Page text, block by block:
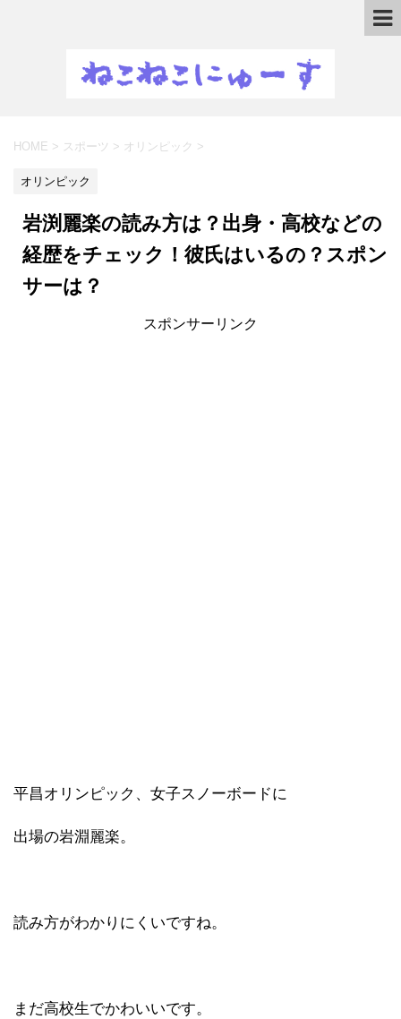
HOME > スポーツ > オリンピック >
オリンピック
岩渕麗楽の読み方は？出身・高校などの
経歴をチェック！彼氏はいるの？スポン
サーは？
スポンサーリンク
平昌オリンピック、女子スノーボードに
出場の岩淵麗楽。
読み方がわかりにくいですね。
まだ高校生でかわいいです。